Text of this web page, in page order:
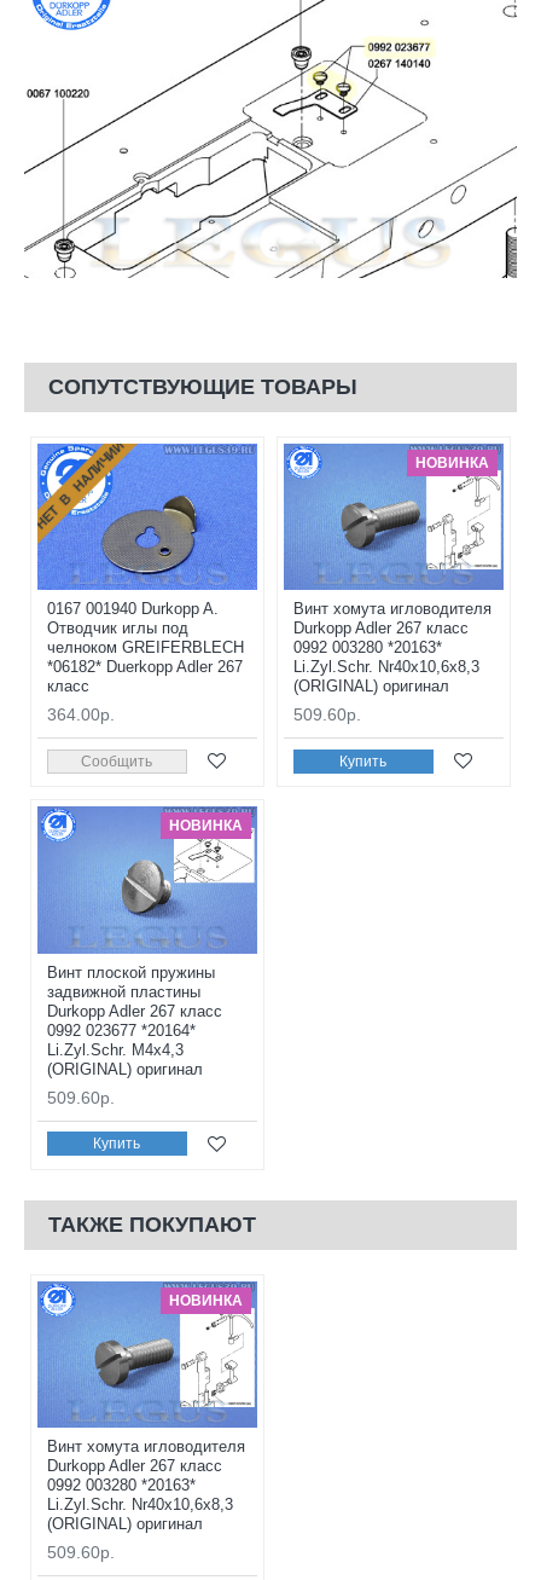
СОПУТСТВУЮЩИЕ ТОВАРЫ
НЕТ В НАЛИЧИИ
0167 001940 Durkopp A.
Отводчик иглы под
челноком GREIFERBLECH
*06182* Duerkopp Adler 267
класс
364.00р.
Сообщить
НОВИНКА
Винт хомута игловодителя
Durkopp Adler 267 класс
0992 003280 *20163*
Li.Zyl.Schr. Nr40x10,6x8,3
(ORIGINAL) оригинал
509.60р.
Купить
НОВИНКА
Винт плоской пружины
задвижной пластины
Durkopp Adler 267 класс
0992 023677 *20164*
Li.Zyl.Schr. M4x4,3
(ORIGINAL) оригинал
509.60р.
Купить
ТАКЖЕ ПОКУПАЮТ
НОВИНКА
Винт хомута игловодителя
Durkopp Adler 267 класс
0992 003280 *20163*
Li.Zyl.Schr. Nr40x10,6x8,3
(ORIGINAL) оригинал
509.60р.